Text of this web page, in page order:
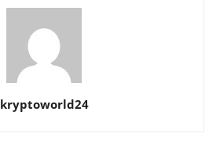
kryptoworld24